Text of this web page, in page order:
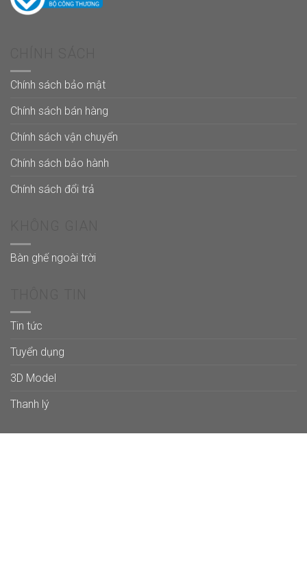
Chính sách bảo mật
Chính sách bán hàng
Chính sách vận chuyển
Chính sách bảo hành
Chính sách đổi trả
Bàn ghế ngoài trời
Tin tức
Tuyển dụng
3D Model
Thanh lý